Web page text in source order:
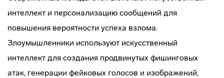
интеллект и персонализацию сообщений для
повышения вероятности успеха взлома.
Злоумышленники используют искусственный
интеллект для создания продвинутых фишинговых
атак, генерации фейковых голосов и изображений,